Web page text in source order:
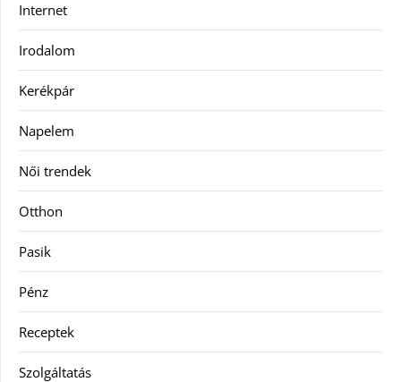
Internet
Irodalom
Kerékpár
Napelem
Női trendek
Otthon
Pasik
Pénz
Receptek
Szolgáltatás